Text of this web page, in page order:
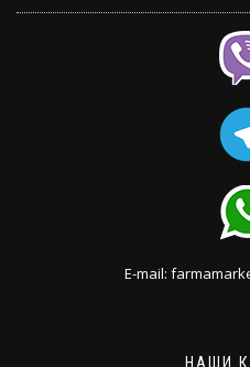
E-mail:
НАШИ